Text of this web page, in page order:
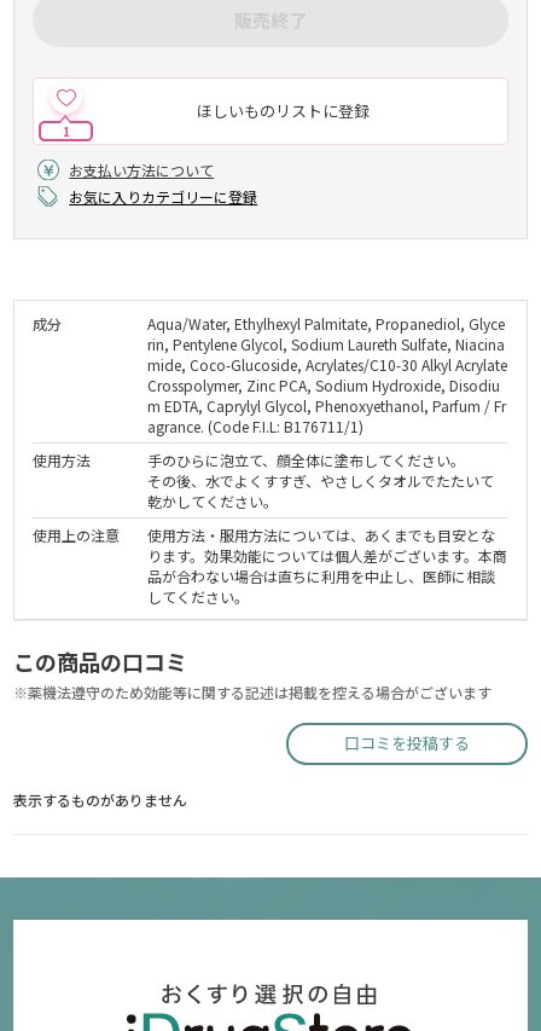
販売終了
ほしいものリストに登録
1
お支払い方法について
お気に入りカテゴリーに登録
成分
Aqua/Water, Ethylhexyl Palmitate, Propanediol, Glyce
rin, Pentylene Glycol, Sodium Laureth Sulfate, Niacina
mide, Coco-Glucoside, Acrylates/C10-30 Alkyl Acrylate
Crosspolymer, Zinc PCA, Sodium Hydroxide, Disodiu
m EDTA, Caprylyl Glycol, Phenoxyethanol, Parfum / Fr
agrance. (Code F.I.L: B176711/1)
使用方法
手のひらに泡立て、顔全体に塗布してください。
その後、水でよくすすぎ、やさしくタオルでたたいて
乾かしてください。
使用上の注意
使用方法・服用方法については、あくまでも目安とな
ります。効果効能については個人差がございます。本商
品が合わない場合は直ちに利用を中止し、医師に相談
してください。
この商品の口コミ
※薬機法遵守のため効能等に関する記述は掲載を控える場合がございます
口コミを投稿する
表示するものがありません